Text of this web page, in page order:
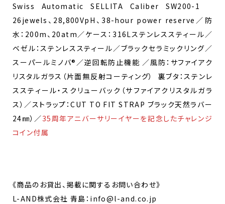
Swiss Automatic SELLITA Caliber SW200-1
26jewels、28,800VpH、38-hour power reserve／防
水：200m、20atm／ケース：316Lステンレススティール／
ベゼル：ステンレススティール／ブラックセラミックリング／
スーパールミノバ®／逆回転防止機能 ／風防：サファイアク
リスタルガラス（片面無反射コーティング） 裏ブタ：ステンレ
ススティール・スクリューバック（サファイアクリスタルガラ
ス）／ストラップ：CUT TO FIT STRAP ブラック天然ラバー
24㎜）／35周年アニバーサリーイヤーを記念したチャレンジ
コイン付属
《商品のお貸出、掲載に関するお問い合わせ》
L-AND株式会社 青島：info@l-and.co.jp